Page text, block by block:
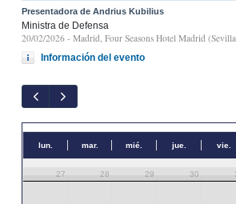
Presentadora de Andrius Kubilius
Ministra de Defensa
20/02/2026 - Madrid, Four Seasons Hotel Madrid
Información del evento
lun. mar. mié. jue. vie.
27 28 29 30